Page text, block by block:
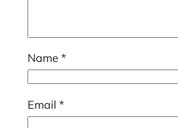
Name *
Email *